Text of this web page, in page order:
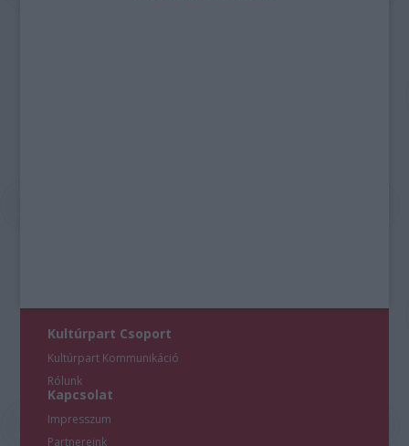
Kultúrpart Csoport
Kultúrpart Kommunikáció
Rólunk
Kapcsolat
Impresszum
Partnereink